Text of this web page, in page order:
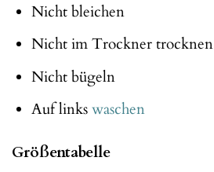
Nicht bleichen
Nicht im Trockner trocknen
Nicht bügeln
Auf linkswaschen
Größentabelle